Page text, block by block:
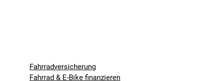
Fahrradversicherung
Fahrrad & E-Bike finanzieren